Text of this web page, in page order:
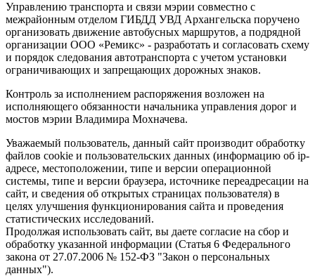
Управлению транспорта и связи мэрии совместно с
межрайонным отделом ГИБДД УВД Архангельска поручено
организовать движение автобусных маршрутов, а подрядной
организации ООО «Ремикс» - разработать и согласовать схему
и порядок следования автотранспорта с учетом установки
ограничивающих и запрещающих дорожных знаков.
Контроль за исполнением распоряжения возложен на
исполняющего обязанности начальника управления дорог и
мостов мэрии Владимира Мохначева.
Уважаемый пользователь, данный сайт производит обработку
файлов cookie и пользовательских данных (информацию об ip-
адресе, местоположении, типе и версии операционной
системы, типе и версии браузера, источнике переадресации на
сайт, и сведения об открытых страницах пользователя) в
целях улучшения функционирования сайта и проведения
статистических исследований.
Продолжая использовать сайт, вы даете согласие на сбор и
обработку указанной информации (Статья 6 Федерального
закона от 27.07.2006 № 152-ФЗ "Закон о персональных
данных").